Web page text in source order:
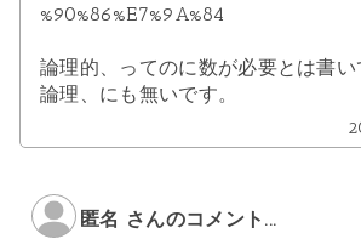
%90%86%E7%9A%84
論理的、ってのに数が必要とは書い
論理、にも無いです。
匿名 さんのコメント...